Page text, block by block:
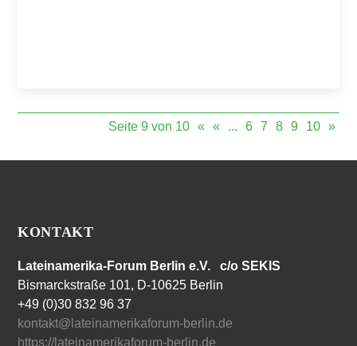
Seite 9 von 10 « « ... 6 7 8 9 10 »
KONTAKT
Lateinamerika-Forum Berlin e.V. c/o SEKIS
Bismarckstraße 101, D-10625 Berlin
+49 (0)30 832 96 37
kontakt@lateinamerikaforum-berlin.de
https://lateinamerikaforum-berlin.de